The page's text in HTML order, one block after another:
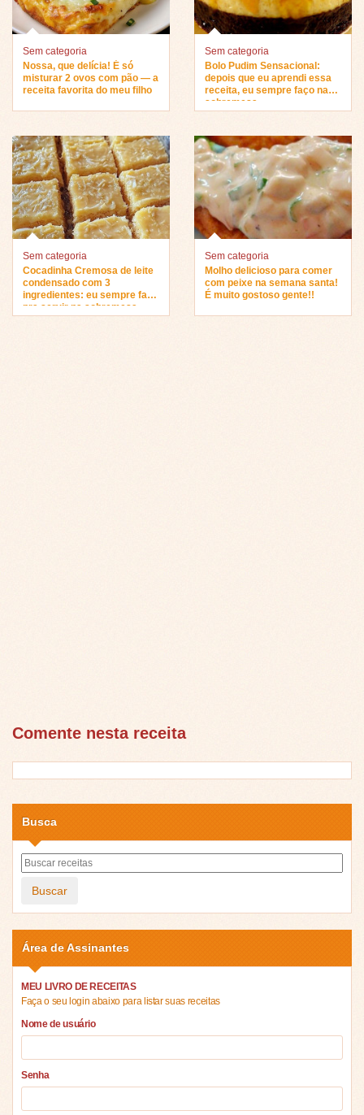
Sem categoria
Nossa, que delícia! É só
misturar 2 ovos com pão — a
receita favorita do meu filho
Sem categoria
Bolo Pudim Sensacional:
depois que eu aprendi essa
receita, eu sempre faço na
sobremesa…
Sem categoria
Cocadinha Cremosa de leite
condensado com 3
ingredientes: eu sempre faço
pra servir na sobremesa…
Sem categoria
Molho delicioso para comer
com peixe na semana santa!
É muito gostoso gente!!
Comente nesta receita
Busca
Buscar
Área de Assinantes
MEU LIVRO DE RECEITAS
Faça o seu login abaixo para listar suas receitas
Nome de usuário
Senha